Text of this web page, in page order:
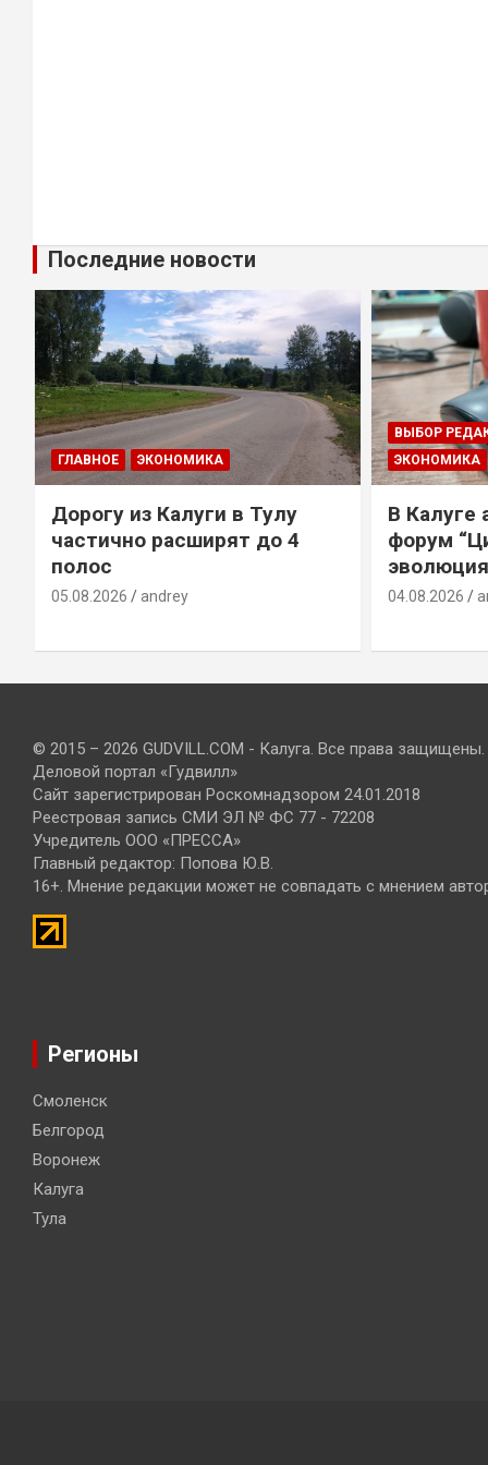
Последние новости
ГЛАВНОЕ ЭКОНОМИКА
Дорогу из Калуги в Тулу
частично расширят до 4
полос
05.08.2026 andrey
ВЫБОР
ЭКОНОМИКА
В Калуге
форум
04.08.2026
© 2015 – 2026 GUDVILL.COM - Калуга. Все права защищены.
Деловой портал «Гудвилл»
Сайт зарегистрирован Роскомнадзором 24.01.2018
Реестровая запись СМИ ЭЛ № ФС 77 - 72208
Учредитель ООО «ПРЕССА»
Главный редактор: Попова Ю.В.
16+. Мнение редакции может не совпадать с мнением
Регионы
Смоленск
Белгород
Воронеж
Калуга
Тула